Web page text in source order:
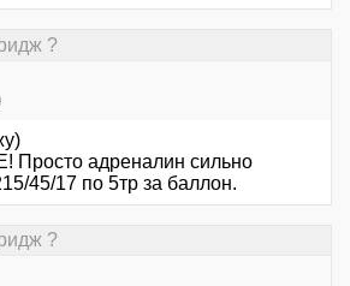
?
Просто адреналин сильно
45/17 по 5тр за баллон.
?